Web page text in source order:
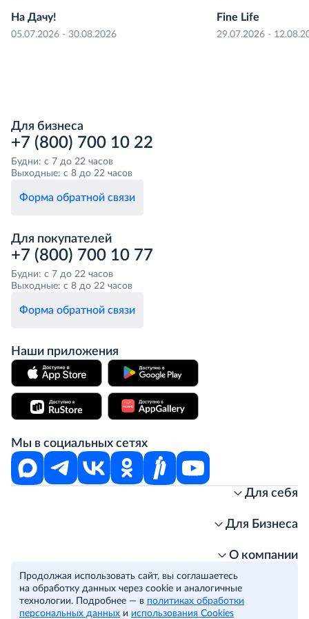
На Дачу!
05.07.2026 - 30.08.2026
Fine Life
29.07.2026 -
Для бизнеса
+7 (800) 700 10 22
Будни: с 7 до 22 часов
Выходные: с 8 до 22 часов
Форма обратной связи
Для покупателей
+7 (800) 700 10 77
Будни: с 7 до 22 часов
Выходные: с 8 до 22 часов
Форма обратной связи
Наши приложения
Мы в социальных сетях
Для себя
Подарочные карты. Активация и баланс
Скидка за подписку
Часто задаваемые вопросы
Для Бизнеса
Получить карту для бизнеса
Для магазинов
Для гостинично-ресторанного бизнеса
Для офисов и предприятий
О компании
Карьера
Пресс-центр
Программа METRO Potentials
Условия и соглашения
Политика конфиденциальности
Правовая информация
© METRO Cash and Carry Russia, 2026
Продолжая использовать сайт, вы соглашаетесь
на обработку данных через cookie и аналогичные
технологии. Подробнее — в политиках обработки
персональных данных и использования Cookies